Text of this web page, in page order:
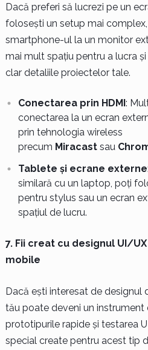
Dacă preferi să lucrezi pe un
folosești un setup mai
smartphone-ul la un monitor
mai mult spațiu pentru a lucra
clar detaliile proiectelor tale.
Conectarea prin HDMI:
conectarea la un ecran
prin tehnologia wireless
precum Miracastsau
Tablete și ecrane externe
similară cu un laptop, poți
pentru stylus sau un ecran
spațiul de lucru.
7. Fii creat cu designul UI/
mobile
Dacă ești interesat de designul
tău poate deveni un instrument
prototipurile rapide și testarea
special create pentru acest tip